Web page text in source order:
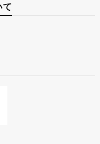
て